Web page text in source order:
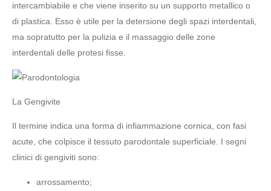
intercambiabile e che viene inserito su un supporto metallico o
di plastica. Esso è utile per la detersione degli spazi interdentali,
ma sopratutto per la pulizia e il massaggio delle zone
interdentali delle protesi fisse.
La Gengivite
Il termine indica una forma di infiammazione cornica, con fasi
acute, che colpisce il tessuto parodontale superficiale. I segni
clinici di gengiviti sono:
arrossamento;